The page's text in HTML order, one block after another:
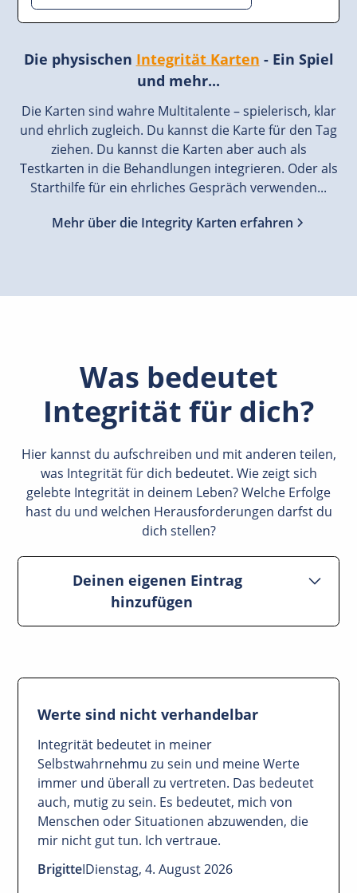
Die physischen Integrität Karten - Ein Spiel
und mehr...
Die Karten sind wahre Multitalente – spielerisch, klar
und ehrlich zugleich. Du kannst die Karte für den Tag
ziehen. Du kannst die Karten aber auch als
Testkarten in die Behandlungen integrieren. Oder als
Starthilfe für ein ehrliches Gespräch verwenden...
Mehr über die Integrity Karten erfahren
Was bedeutet
Integrität für dich?
Hier kannst du aufschreiben und mit anderen teilen,
was Integrität für dich bedeutet. Wie zeigt sich
gelebte Integrität in deinem Leben? Welche Erfolge
hast du und welchen Herausforderungen darfst du
dich stellen?
Deinen eigenen Eintrag
hinzufügen
Mit dem Absenden deines Beitrags erklärst du
Werte sind nicht verhandelbar
Integrität bedeutet in meiner
Selbstwahrnehmu zu sein und meine Werte
immer und überall zu vertreten. Das bedeutet
auch, mutig zu sein. Es bedeutet, mich von
Menschen oder Situationen abzuwenden, die
mir nicht gut tun. Ich vertraue.
BrigitteIDienstag, 4. August 2026